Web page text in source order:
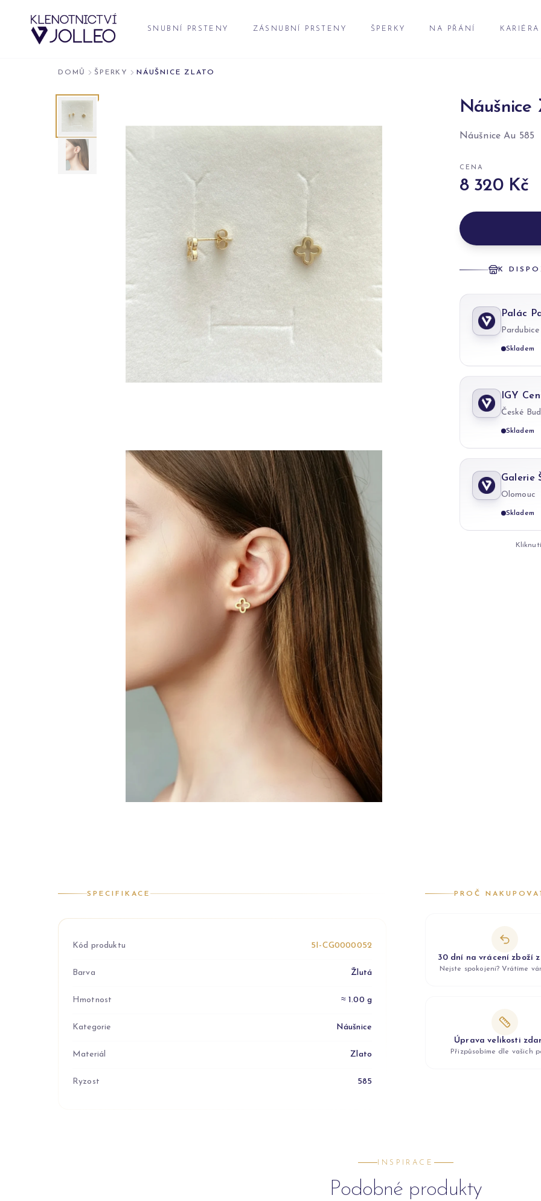
SNUBNÍ PRSTENY ZÁSNUBNÍ PRSTENY ŠPERKY NA PŘÁNÍ KARIÉRA
DOMŮ ŠPERKY NÁUŠNICE ZLATO
Náušnice
Náušnice Au 585
CENA
8 320 Kč
K
Palác
Pardubice
Skladem
IGY
České
Skladem
Galerie
Olomouc
Skladem
SPECIFIKACE
Kód produktu 5I-CG0000052
Barva Žlutá
Hmotnost ≈ 1.00 g
Kategorie Náušnice
Materiál Zlato
Ryzost 585
PROČ
30 dní na vrácení zboží z
Nejste spokojeni? Vrátíme
Úprava velikosti
Přizpůsobíme dle vašich
INSPIRACE
Podobné produkty